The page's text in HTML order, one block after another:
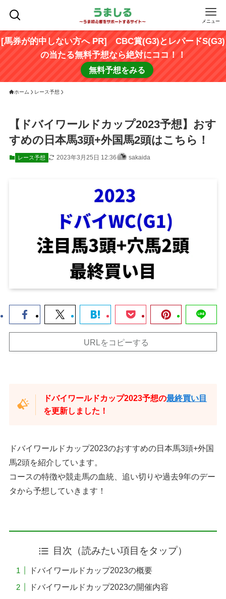
メニュー
[馬券が的中しない方へ PR] CBC賞(G3)とレパードS(G3)
の当たる無料予想なら絶対にココ！！
無料予想をみる
ホーム レース予想
【ドバイワールドカップ2023予想】おす
すめの日本馬3頭+外国馬2頭はこちら！
レース予想 2023年3月25日 12:36 sakaida
URLをコピーする
ドバイワールドカップ2023予想の最終買い目
を更新しました！
ドバイワールドカップ2023のおすすめの日本馬3頭+外国
馬2頭を紹介しています。
コースの特徴や競走馬の血統、追い切りや過去9年のデー
タから予想していきます！
目次（読みたい項目をタップ）
ドバイワールドカップ2023の概要
ドバイワールドカップ2023の開催内容